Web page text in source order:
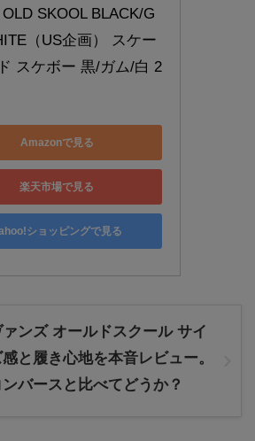
SKOOL BLACK/G
（US企画） スケー
スケボー 黒/ガム/白 2
Amazonで見る
楽天市場で見る
ショッピングで見る
ァンズ オールドスクール サイ
感と履き心地を本音レビュー。
ンバースと比べてどうか？